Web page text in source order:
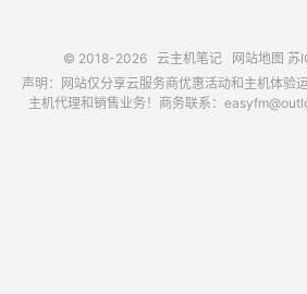
© 2018-2026 云主机笔记 网站地图 苏
声明：网站仅分享云服务商优惠活动和主机体验
主机代理和销售业务！商务联系：